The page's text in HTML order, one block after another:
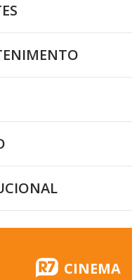
CINEMA